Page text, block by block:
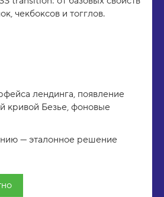
чекбоксов и тогглов.
лендинга, появление
кривой Безье, фоновые
— эталонное решение